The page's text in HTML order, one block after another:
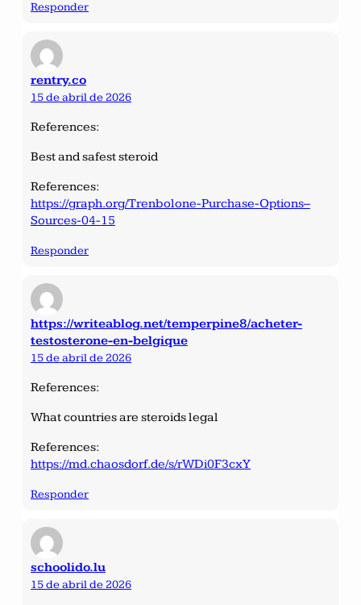
Responder
rentry.co
15 de abril de 2026
References:
Best and safest steroid
References:
https://graph.org/Trenbolone-Purchase-Options–
Sources-04-15
Responder
https://writeablog.net/temperpine8/acheter-
testosterone-en-belgique
15 de abril de 2026
References:
What countries are steroids legal
References:
https://md.chaosdorf.de/s/rWDi0F3cxY
Responder
schoolido.lu
15 de abril de 2026